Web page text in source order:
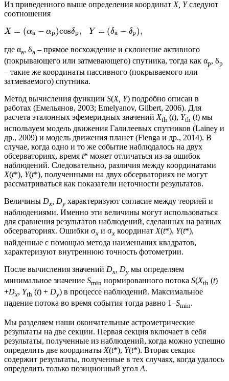
Из приведенного выше определения координат X, Yследуют
соотношения
X = (αa − αp)cosδp, Y = (δa − δp),
где αa, δa – прямое восхождение и склонение активного
(покрывающего или затмевающего) спутника, тогда как αp, δp
– такие же координаты пассивного (покрываемого или
затмеваемого) спутника.
Метод вычисления функции S(X, Y) подробно описан в
работах (Емельянов, 2003; Emelyanov, Gilbert, 2006). Для
расчета эталонных эфемеридных значений Xth (t), Yth (t) мы
используем модель движения Галилеевых спутников (Lainey и
др., 2009) и модель движения планет (Fienga и др., 2014). В
случае, когда одно и то же событие наблюдалось на двух
обсерваториях, время t* может отличаться из-за ошибок
наблюдений. Следовательно, различия между координатами
X(t*), Y(t*), полученными на двух обсерваториях не могут
рассматриваться как показатели неточности результатов.
Величины Dx , Dy характеризуют согласие между теорией и
наблюдениями. Именно эти величины могут использоваться
для сравнения результатов наблюдений, сделанных на разных
обсерваториях. Ошибки σx и σx координатX(t*), Y(t*),
найденные с помощью метода наименьших квадратов,
характеризуют внутреннюю точность фотометрии.
После вычисления значений Dx , Dy мы определяем
минимальное значение Smin нормированного потока S(Xth (t)
+Dx, Yth (t) + Dy) в процессе наблюдений. Максимальное
падение потока во время события тогда равно 1–Smin.
Мы разделяем наши окончательные астрометрические
результаты на две секции. Первая секция включает в себя
результаты, полученные из наблюдений, когда можно успешно
определить две координаты X(t*), Y(t*). Вторая секция
содержит результаты, полученные в тех случаях, когда удалось
определить только позиционный угол A.